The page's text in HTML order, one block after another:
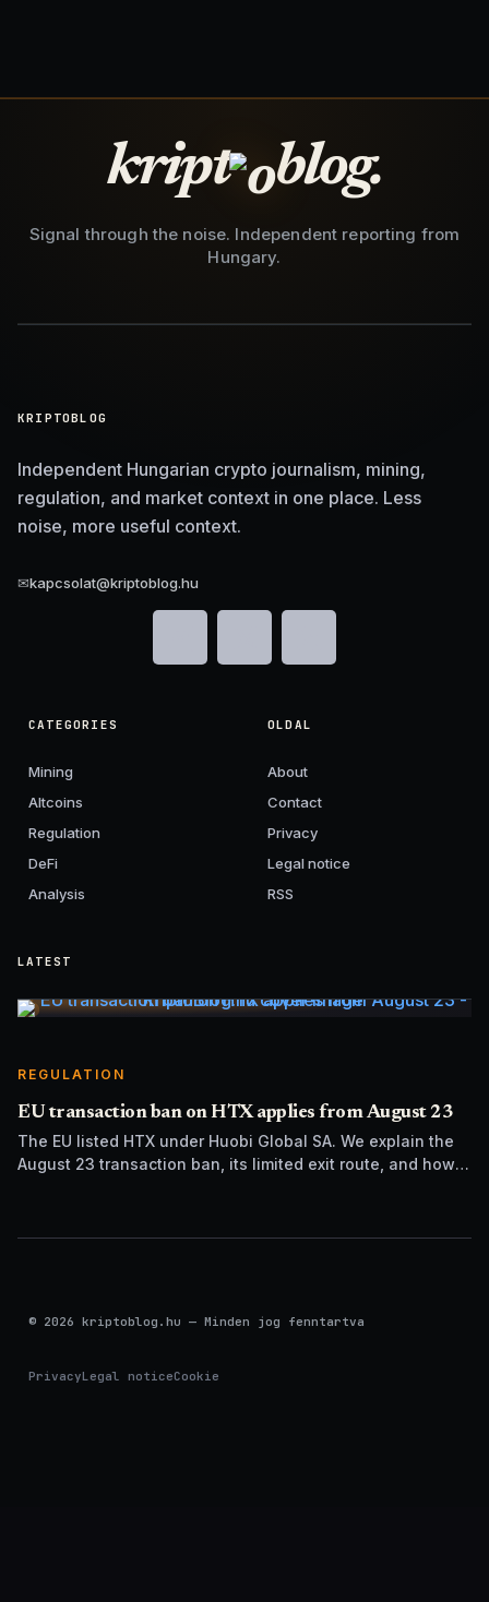
kript blog.
Signal through the noise. Independent reporting from
Hungary.
KRIPTOBLOG
Independent Hungarian crypto journalism, mining,
regulation, and market context in one place. Less
noise, more useful context.
✉kapcsolat@kriptoblog.hu
CATEGORIES
Mining
Altcoins
Regulation
DeFi
Analysis
OLDAL
About
Contact
Privacy
Legal notice
RSS
LATEST
REGULATION
EU transaction ban on HTX applies from August 23
The EU listed HTX under Huobi Global SA. We explain the
August 23 transaction ban, its limited exit route, and how it
© 2026 kriptoblog.hu — Minden jog fenntartva
PrivacyLegal noticeCookie